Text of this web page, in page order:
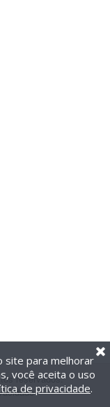
reservados.
site para melhorar
você aceita o uso
de privacidade.